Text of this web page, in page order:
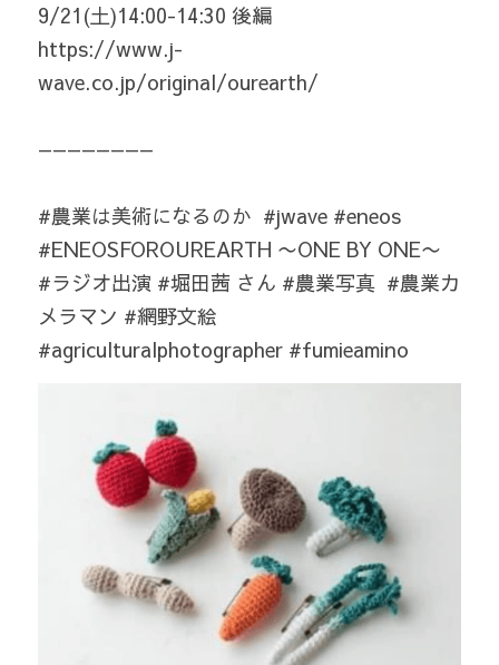
9/21(土)14:00-14:30 後編
https://www.j-
wave.co.jp/original/ourearth/
————————
#農業は美術になるのか  #jwave #eneos
#ENEOSFOROUREARTH 〜ONE BY ONE〜
#ラジオ出演 #堀田茜 さん #農業写真  #農業カ
メラマン #網野文絵
#agriculturalphotographer #fumieamino